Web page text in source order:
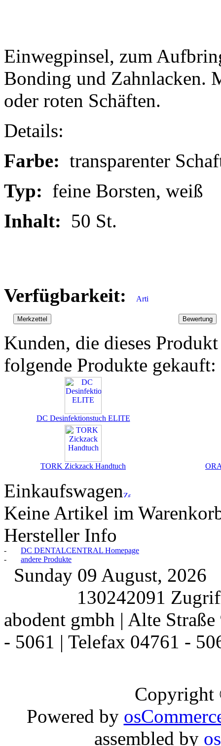
Einwegpinsel, zum
Bonding und Zahnlacken.
oder roten Schäften.
Details:
Farbe: transparenter
Typ: feine Borsten, weiß
Inhalt: 50 St.
Verfügbarkeit:
Kunden, die dieses
folgende Produkte gekauft:
DC Desinfektionstuch ELITE
TORK Zickzack Handtuch
Einkaufswagen
Keine Artikel im
Hersteller Info
-
DC DENTALCENTRAL Homepage
-
andere Produkte
Sunday 09 August, 2026
130242091
abodent gmbh | Alte
- 5061 | Telefax 04761 -
Powered by
assembled by